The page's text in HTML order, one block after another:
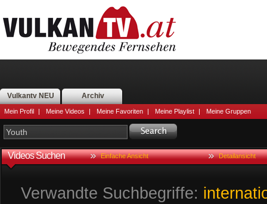
Vulkantv NEU Archiv
Mein Profil | Meine Videos | Meine Favoriten | Meine Playlist | Meine Gruppen
Videos Suchen Einfache Ansicht Detailansicht
Verwandte Suchbegriffe: